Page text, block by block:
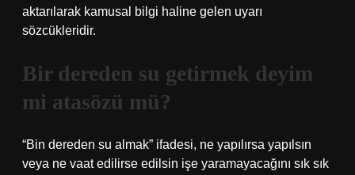
aktarılarak kamusal bilgi haline gelen uyarı
sözcükleridir.
Bir dereden su getirmek deyim
mi atasözü mü?
“Bin dereden su almak” ifadesi, ne yapılırsa yapılsın
veya ne vaat edilirse edilsin işe yaramayacağını sık sık